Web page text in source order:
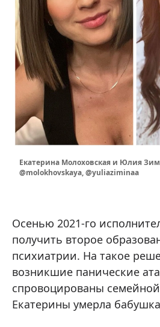
Екатерина Молоховская и Юлия
@molokhovskaya, @yuliaziminaa
Осенью 2021-го
получить второе
психиатрии. На такое
возникшие панические
спровоцированы
Екатерины умерла